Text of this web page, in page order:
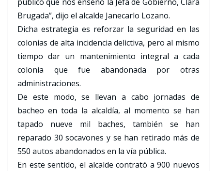
Brugada”, dijo el alcalde Janecarlo Lozano.
Dicha estrategia es reforzar la seguridad en las
colonias de alta incidencia delictiva, pero al mismo
tiempo dar un mantenimiento integral a cada
colonia que fue abandonada por otras
administraciones.
De este modo, se llevan a cabo jornadas de
bacheo en toda la alcaldía, al momento se han
tapado nueve mil baches, también se han
reparado 30 socavones y se han retirado más de
550 autos abandonados en la vía pública.
En este sentido, el alcalde contrató a 900 nuevos